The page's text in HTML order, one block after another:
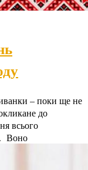
– поки ще не
до
всього
Воно